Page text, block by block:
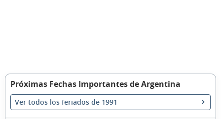
Próximas Fechas Importantes de Argentina
Ver todos los feriados de 1991